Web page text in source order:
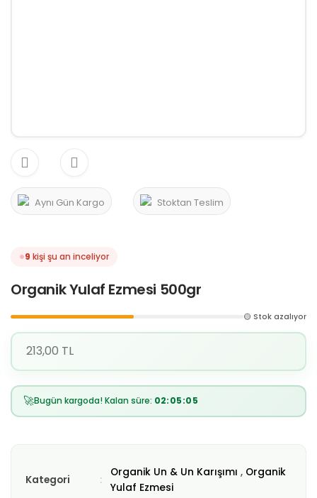
Aynı Gün Kargo Stoktan Teslim
9 kişi şu an inceliyor
Organik Yulaf Ezmesi 500gr
🟡 Stok azalıyor
213,00 TL
🚀Bugün kargoda! Kalan süre: 02:05:03
Kategori
Organik Un & Un Karışımı , Organik
Yulaf Ezmesi